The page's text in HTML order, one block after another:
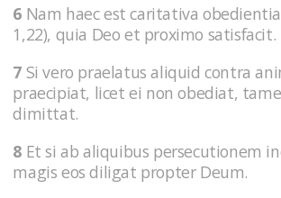
6 Nam haec est caritativa
1,22), quia Deo et proximo satisfacit.
7 Si vero praelatus aliquid contra
praecipiat, licet ei non obediat,
dimittat.
8 Et si ab aliquibus persecutionem
magis eos diligat propter Deum.